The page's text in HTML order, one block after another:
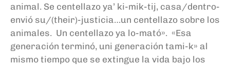
animal. Se centellazo ya’ ki-mik-tij, casa/dentro-
envió su/(their)-justicia…un centellazo sobre los
animales. Un centellazo ya lo-mató». «Esa
generación terminó, uni generación tami-k» al
mismo tiempo que se extingue la vida bajo los